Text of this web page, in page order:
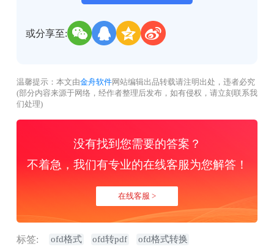
或分享至:
温馨提示：本文由金舟软件网站编辑出品转载请注明出处，违者必究
(部分内容来源于网络，经作者整理后发布，如有侵权，请立刻联系我
们处理)
没有找到您需要的答案？
不着急，我们有专业的在线客服为您解答！
在线客服 >
标签: ofd格式 ofd转pdf ofd格式转换